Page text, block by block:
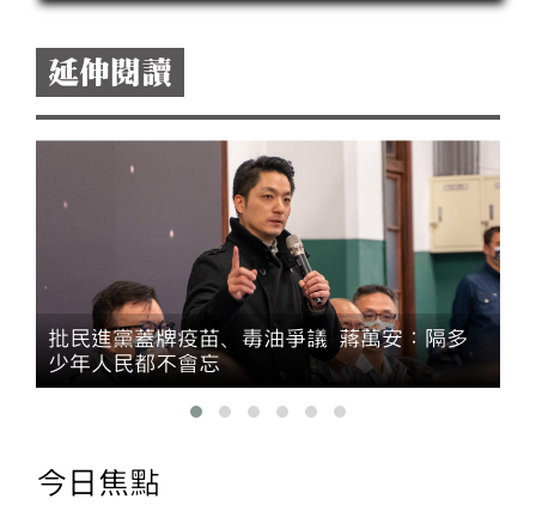
延伸閱讀
批民進黨蓋牌疫苗、毒油爭議 蔣萬安：隔多
少年人民都不會忘
今日焦點